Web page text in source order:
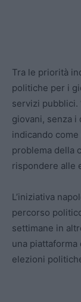
Tra le priorità
politiche per i
servizi pubblici.
giovani, senza i
indicando
problema della
rispondere alle
L’iniziativa
percorso
settimane in
una
elezioni